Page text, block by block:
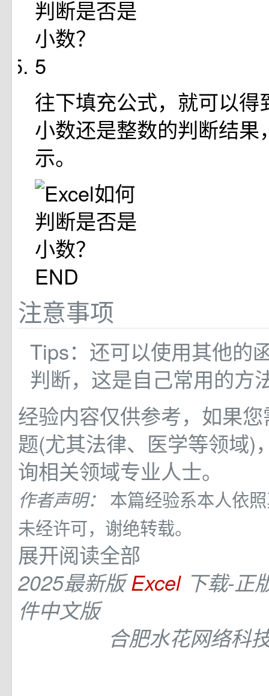
5
往下填充公式，就可以得
小数还是整数的判断结果
示。
END
注意事项
Tips：还可以使用其他的
判断，这是自己常用的方
经验内容仅供参考，如果
题(尤其法律、医学等领域)
询相关领域专业人士。
作者声明： 本篇经验系本人依
未经许可，谢绝转载。
展开阅读全部
2025最新版Excel 下载-正
件中文版
合肥水花网络科